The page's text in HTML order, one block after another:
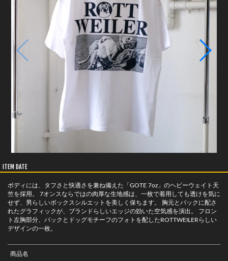
ITEM DATE
ボディには、タフさと快適さを兼ね備えた「GOTE 7oz」のヘビーウェイト天
竺を採用。 7オンスならではの肉厚な生地感は、一枚で着用しても透けを気に
せず、男らしいボックスシルエットを美しく保ちます。 胸元とバックに配さ
れたグラフィックが、ブランドらしいエッジの効いた空気感を演出。 フロン
ト左胸部分、バックとドッグモチーフのフォトを配したROTTWEILERらしい
デザインの一枚。
商品名